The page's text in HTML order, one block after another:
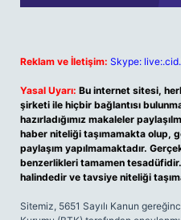
Reklam ve İletişim: Skype:
Yasal Uyarı: Bu internet sitesi,
şirketi ile hiçbir bağlantısı
hazırladığımız makaleler
haber niteliği taşımamakta olup,
paylaşım yapılmamaktadır.
benzerlikleri tamamen
halindedir ve tavsiye niteliği
Sitemiz, 5651 Sayılı Kanun